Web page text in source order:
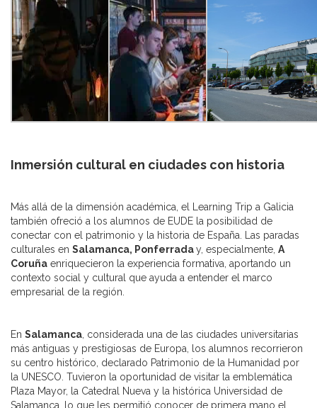
Inmersión cultural en ciudades con historia
Más allá de la dimensión académica, el Learning Trip a Galicia
también ofreció a los alumnos de EUDE la posibilidad de
conectar con el patrimonio y la historia de España. Las paradas
culturales en Salamanca, Ponferraday, especialmente, A
Coruña enriquecieron la experiencia formativa, aportando un
contexto social y cultural que ayuda a entender el marco
empresarial de la región.
En Salamanca , considerada una de las ciudades universitarias
más antiguas y prestigiosas de Europa, los alumnos recorrieron
su centro histórico, declarado Patrimonio de la Humanidad por
la UNESCO. Tuvieron la oportunidad de visitar la emblemática
Plaza Mayor, la Catedral Nueva y la histórica Universidad de
Salamanca, lo que les permitió conocer de primera mano el